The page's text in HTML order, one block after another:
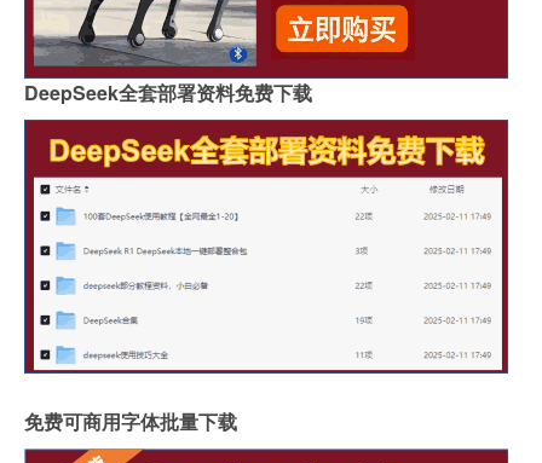
DeepSeek全套部署资料免费下载
免费可商用字体批量下载